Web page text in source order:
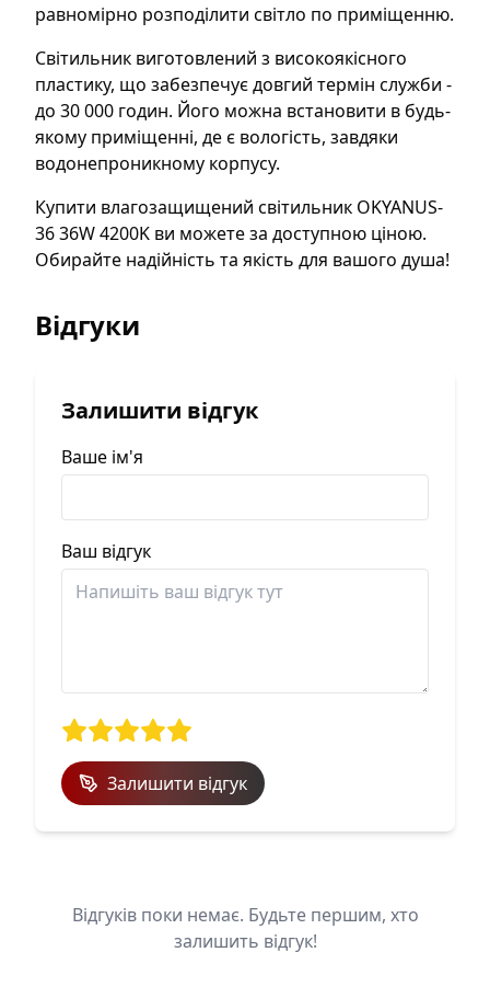
равномірно розподілити світло по приміщенню.
Світильник виготовлений з високоякісного
пластику, що забезпечує довгий термін служби -
до 30 000 годин. Його можна встановити в будь-
якому приміщенні, де є вологість, завдяки
водонепроникному корпусу.
Купити влагозащищений світильник OKYANUS-
36 36W 4200K ви можете за доступною ціною.
Обирайте надійність та якість для вашого душа!
Відгуки
Залишити відгук
Ваше ім'я
Ваш відгук
Залишити відгук
Відгуків поки немає. Будьте першим, хто
залишить відгук!